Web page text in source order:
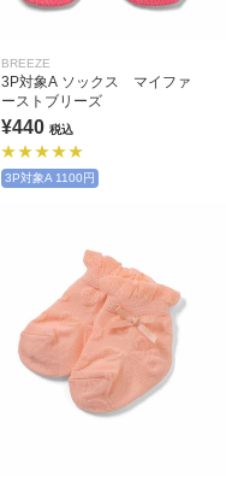
BREEZE
3P対象A ソックス マイファ
ーストブリーズ
¥440 税込
3P対象A 1100円